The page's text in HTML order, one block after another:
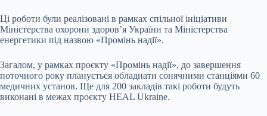
Ці роботи були реалізовані в рамках спільної ініціативи
Міністерства охорони здоров’я України та Міністерства
енергетики під назвою «Промінь надії».
Загалом, у рамках проєкту «Промінь надії», до завершення
поточного року планується обладнати сонячними станціями 60
медичних установ. Ще для 200 закладів такі роботи будуть
виконані в межах проєкту HEAL Ukraine.